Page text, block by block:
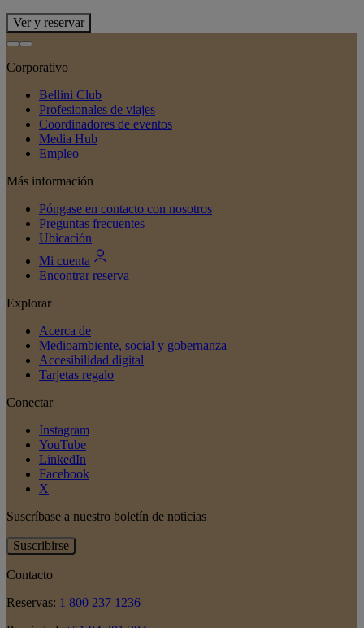
Ver y reservar
Corporativo
Bellini Club
Profesionales de viajes
Coordinadores de eventos
Media Hub
Empleo
Más información
Póngase en contacto con nosotros
Preguntas frecuentes
Ubicación
Mi cuenta
Encontrar reserva
Explorar
Acerca de
Medioambiente, social y gobernanza
Accesibilidad digital
Tarjetas regalo
Conectar
Instagram
YouTube
LinkedIn
Facebook
X
Suscríbase a nuestro boletín de noticias
Suscribirse
Contacto
Reservas: 1 800 237 1236